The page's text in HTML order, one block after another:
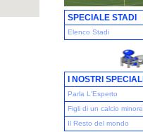
SPECIALE STADI
Elenco Stadi
I NOSTRI SPECIALI
Parla L'Esperto
Figli di un calcio minore
Il Resto del mondo